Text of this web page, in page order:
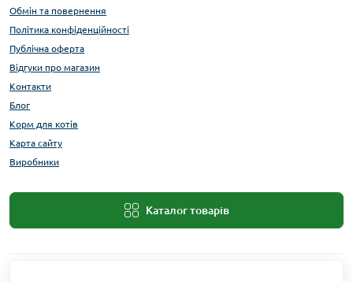
Обмін та повернення
Політика конфіденційності
Публічна оферта
Відгуки про магазин
Контакти
Блог
Корм для котів
Карта сайту
Виробники
Каталог товарів